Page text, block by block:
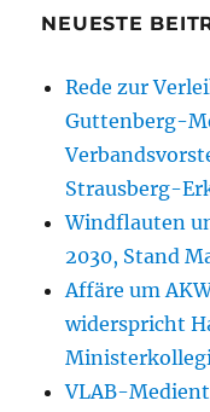
NEUESTE
Rede zur
Guttenberg-
Strausberg-
Windflauten
2030, Stand
Affäre um
widerspricht
VLAB-